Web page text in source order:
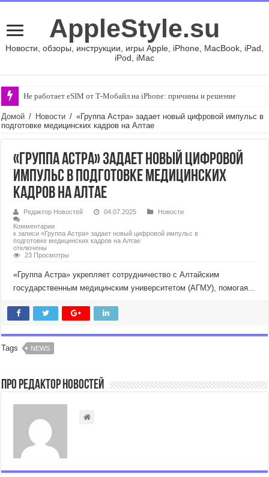
AppleStyle.su
Новости, обзоры, инструкции, игры Apple, iPhone, MacBook, iPad,
iPod, iMac
Не работает eSIM от Т-Мобайл на iPhone: причины и решение
Домой / Новости / «Группа Астра» задает новый цифровой импульс в
подготовке медицинских кадров на Алтае
«Группа Астра» задает новый цифровой
импульс в подготовке медицинских
кадров на Алтае
Редактор Новостей 04.07.2025
Новости
Комментарии
к записи «Группа Астра» задает новый цифровой импульс в
подготовке медицинских кадров на Алтае
отключены
23 Просмотры
«Группа Астра» укрепляет сотрудничество с Алтайским
государственным медицинским университетом (АГМУ), помогая...
Tags NEWS
Про Редактор Новостей